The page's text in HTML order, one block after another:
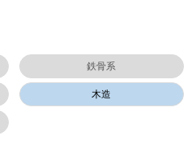
鉄骨系
木造